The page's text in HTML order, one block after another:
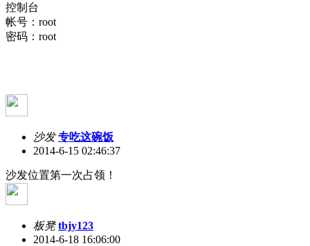
控制台
帐号：root
密码：root
沙发 专吃这碗饭
2014-6-15 02:46:37
沙发位置第一次占领！
板凳 tbjy123
2014-6-18 16:06:00